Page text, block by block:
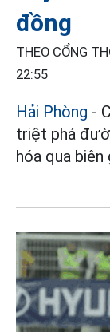
đồng
THEO CỔNG
22:55
Hải Phòng -
triệt phá
hóa qua biên